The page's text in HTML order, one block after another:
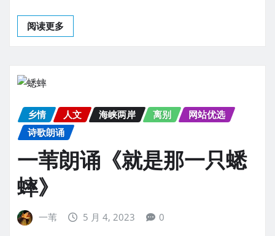
阅读更多
乡情 人文 海峡两岸 离别
网站优选
诗歌朗诵
一苇朗诵《就是那一只蟋
蟀》
一苇 5 月 4, 2023 0